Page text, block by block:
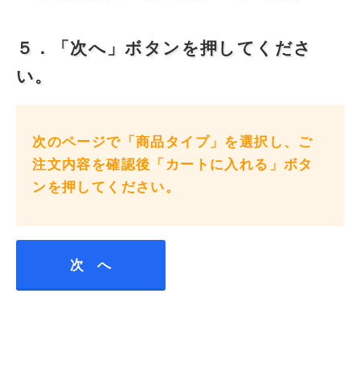
５．「次へ」ボタンを押してくださ
い。
次のページで「商品タイプ」を選択し、ご
注文内容を確認後「カートに入れる」ボタ
ンを押してください。